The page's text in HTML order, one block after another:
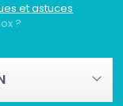
et astuces
?